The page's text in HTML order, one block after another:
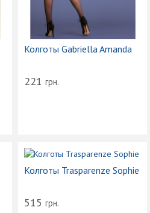
Колготы Gabriella Amanda
221 грн.
Колготы Trasparenze Sophie
515 грн.